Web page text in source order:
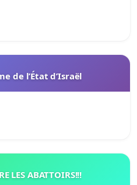
de l’État d’Israël
LES ABATTOIRS!!!